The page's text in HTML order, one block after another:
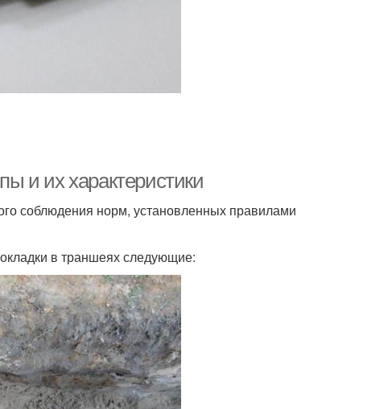
и их характеристики
соблюдения норм, установленных правилами
в траншеях следующие: